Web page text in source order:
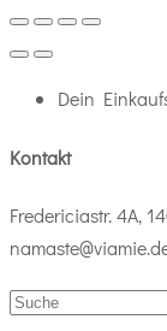
Dein
Kontakt
Fredericiastr. 4A,